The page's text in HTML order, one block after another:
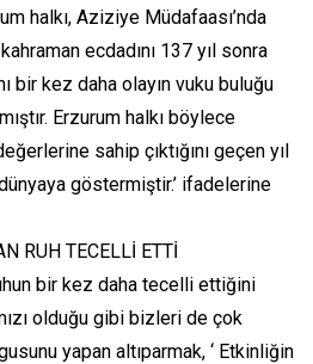
halkı, Aziziye Müdafaası’nda
ecdadını 137 yıl sonra
bir kez daha olayın vuku buluğu
Erzurum halkı böylece
sahip çıktığını geçen yıl
göstermiştir.’ ifadelerine
RUH TECELLİ ETTİ
bir kez daha tecelli ettiğini
olduğu gibi bizleri de çok
yapan altıparmak, ‘ Etkinliğin